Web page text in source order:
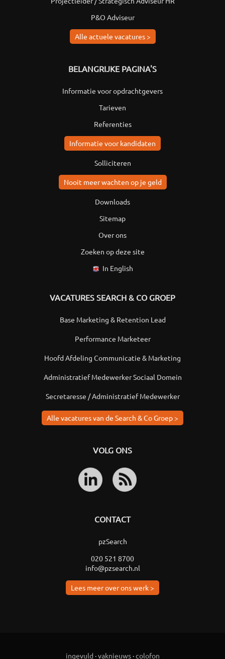
P&O Adviseur
Alle actuele vacatures >
BELANGRIJKE PAGINA'S
Informatie voor opdrachtgevers
Tarieven
Referenties
Informatie voor kandidaten
Solliciteren
Nooit meer wachten op je geld
Downloads
Sitemap
Over ons
Zoeken op deze site
In English
VACATURES SEARCH & CO GROEP
Base Marketing & Retention Lead
Performance Marketeer
Hoofd Afdeling Communicatie & Marketing
Administratief Medewerker Sociaal Domein
Secretaresse / Administratief Medewerker
Alle vacatures van de Search & Co Groep >
VOLG ONS
CONTACT
pzSearch
020 521 8700
info@pzsearch.nl
Lees meer over ons werk >
ingevuld ·vaknieuws·colofon